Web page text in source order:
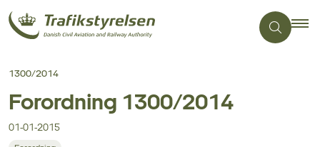
1300/2014
Forordning 1300/2014
01-01-2015